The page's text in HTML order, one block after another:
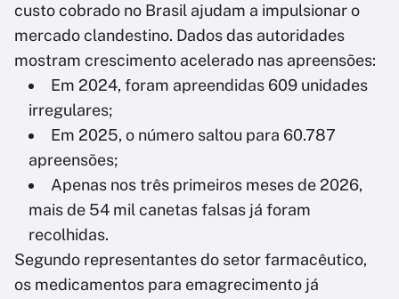
custo cobrado no Brasil ajudam a impulsionar o
mercado clandestino. Dados das autoridades
mostram crescimento acelerado nas apreensões:
Em 2024, foram apreendidas 609 unidades
irregulares;
Em 2025, o número saltou para 60.787
apreensões;
Apenas nos três primeiros meses de 2026,
mais de 54 mil canetas falsas já foram
recolhidas.
Segundo representantes do setor farmacêutico,
os medicamentos para emagrecimento já